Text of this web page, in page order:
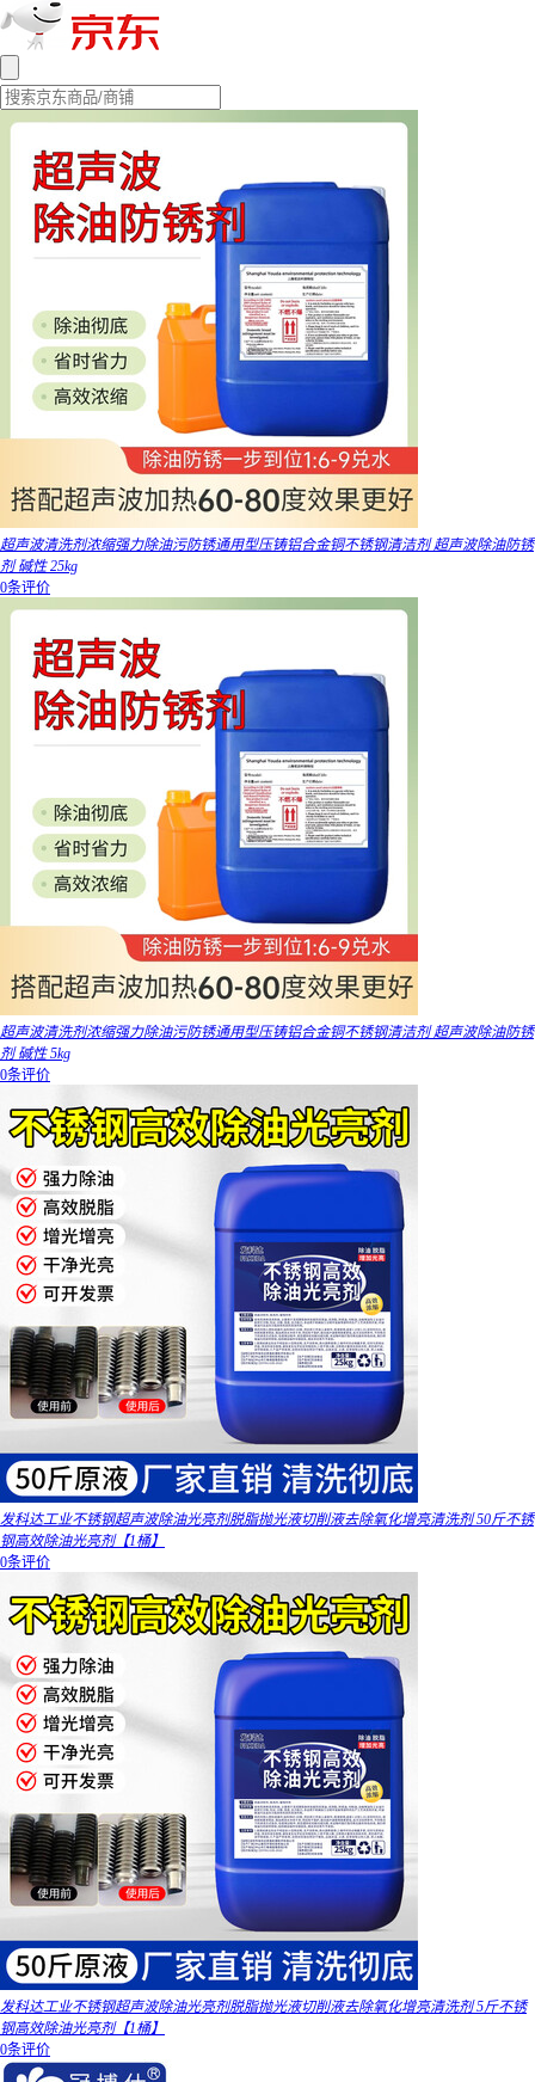
超声波清洗剂浓缩强力除油污防锈通用型压铸铝合金铜不锈钢清洁剂 超声波除油防锈
剂 碱性 25kg
0条评价
超声波清洗剂浓缩强力除油污防锈通用型压铸铝合金铜不锈钢清洁剂 超声波除油防锈
剂 碱性 5kg
0条评价
发科达工业不锈钢超声波除油光亮剂脱脂抛光液切削液去除氧化增亮清洗剂 50斤不锈
钢高效除油光亮剂【1桶】
0条评价
发科达工业不锈钢超声波除油光亮剂脱脂抛光液切削液去除氧化增亮清洗剂 5斤不锈
钢高效除油光亮剂【1桶】
0条评价